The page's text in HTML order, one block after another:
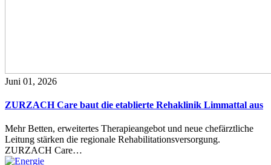
Juni 01, 2026
ZURZACH Care baut die etablierte Rehaklinik Limmattal aus
Mehr Betten, erweitertes Therapieangebot und neue chefärztliche
Leitung stärken die regionale Rehabilitationsversorgung.
ZURZACH Care…